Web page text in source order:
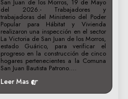
San Juan de los Morros, 19 de Mayo
del 2026.- Trabajadores y
trabajadoras del Ministerio del Poder
Popular para Hábitat y Vivienda
realizaron una inspección en el sector
La Victoria de San Juan de los Morros,
estado Guárico, para verificar el
progreso en la construcción de cinco
hogares pertenecientes a la Comuna
San Juan Bautista Patrono….
Leer Mas